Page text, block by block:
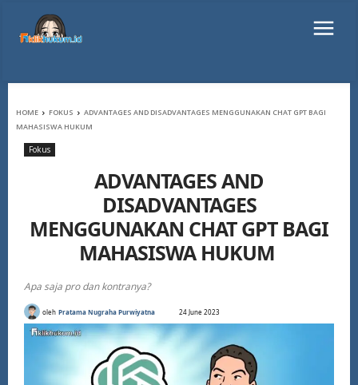
HOME FOKUS
ADVANTAGES AND DISADVANTAGES MENGGUNAKAN CHAT GPT BAGI
MAHASISWA HUKUM
Fokus
ADVANTAGES AND
DISADVANTAGES
MENGGUNAKAN CHAT GPT BAGI
MAHASISWA HUKUM
Apa saja pro dan kontranya?
oleh Pratama Nugraha Purwiyatna 24 June 2023